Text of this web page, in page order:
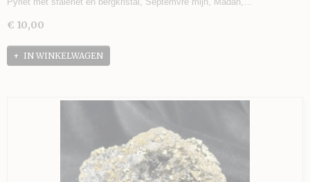
€ 10,00
IN WINKELWAGEN